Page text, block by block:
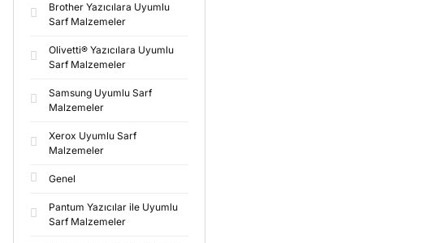
Brother Yazıcılara Uyumlu
Sarf Malzemeler
Olivetti® Yazıcılara Uyumlu
Sarf Malzemeler
Samsung Uyumlu Sarf
Malzemeler
Xerox Uyumlu Sarf
Malzemeler
Genel
Pantum Yazıcılar ile Uyumlu
Sarf Malzemeler